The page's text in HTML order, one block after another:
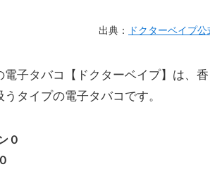
出典： ドクターベイプ公
電子タバコ【ドクターベイプ】は、
タイプの電子タバコです。
０